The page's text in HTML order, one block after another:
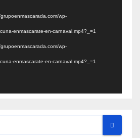
wp-
enmascarate-en-carnaval.mp4?_=1
wp-
enmascarate-en-carnaval.mp4?_=1